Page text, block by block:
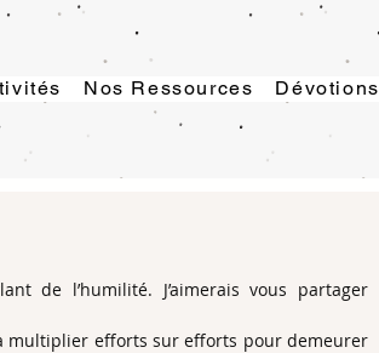
Nos Ressources Dévotions
de l’humilité. J’aimerais vous partager
multiplier efforts sur efforts pour demeurer